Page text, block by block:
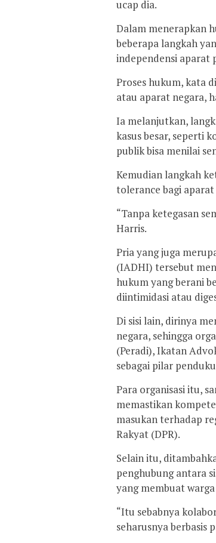
ucap dia.
Dalam menerapkan
beberapa langkah
independensi aparat
Proses hukum, kata
atau aparat negara,
Ia melanjutkan,
kasus besar, seperti
publik bisa menilai
Kemudian langkah
tolerance bagi
“Tanpa ketegasan
Harris.
Pria yang juga
(IADHI) tersebut
hukum yang berani
diintimidasi atau
Di sisi lain, dirinya
negara, sehingga
(Peradi), Ikatan
sebagai pilar
Para organisasi itu,
memastikan
masukan terhadap
Rakyat (DPR).
Selain itu,
penghubung antara
yang membuat
“Itu sebabnya
seharusnya berbasis